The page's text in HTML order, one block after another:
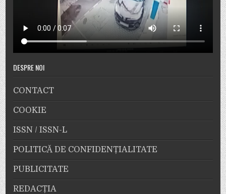
DESPRE NOI
CONTACT
COOKIE
ISSN / ISSN-L
POLITICĂ DE CONFIDENȚIALITATE
PUBLICITATE
REDACȚIA